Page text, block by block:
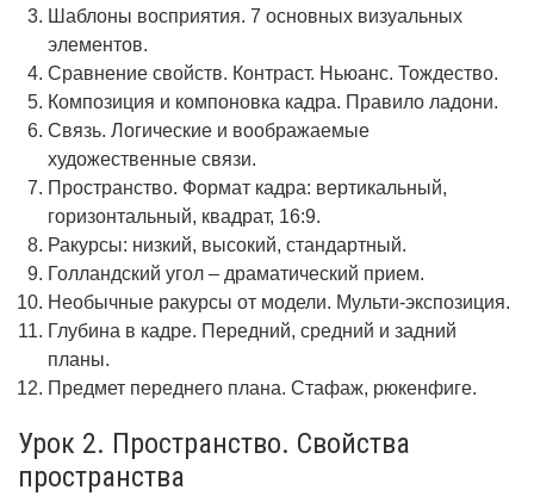
Шаблоны восприятия. 7 основных визуальных
элементов.
Сравнение свойств. Контраст. Ньюанс. Тождество.
Композиция и компоновка кадра. Правило ладони.
Связь. Логические и воображаемые
художественные связи.
Пространство. Формат кадра: вертикальный,
горизонтальный, квадрат, 16:9.
Ракурсы: низкий, высокий, стандартный.
Голландский угол – драматический прием.
Необычные ракурсы от модели. Мульти-экспозиция.
Глубина в кадре. Передний, средний и задний
планы.
Предмет переднего плана. Стафаж, рюкенфиге.
Урок 2. Пространство. Свойства
пространства